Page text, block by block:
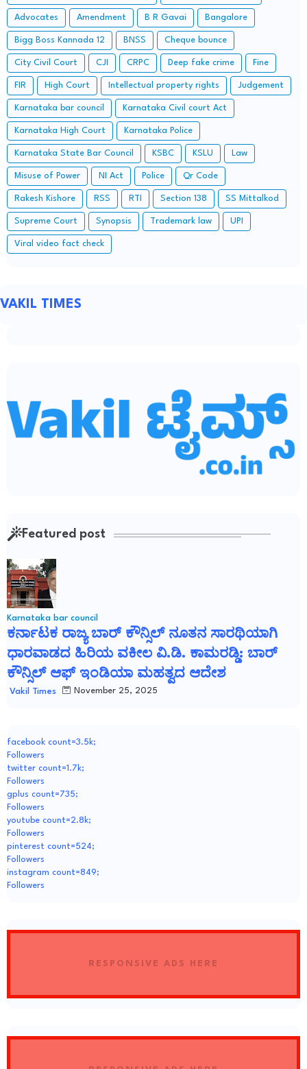
Advocates Amendment B R Gavai Bangalore
Bigg Boss Kannada 12 BNSS Cheque bounce
City Civil Court CJI CRPC Deep fake crime Fine
FIR High Court Intellectual property rights Judgement
Karnataka bar council Karnataka Civil court Act
Karnataka High Court Karnataka Police
Karnataka State Bar Council KSBC KSLU Law
Misuse of Power NI Act Police Qr Code
Rakesh Kishore RSS RTI Section 138 SS Mittalkod
Supreme Court Synopsis Trademark law UPI
Viral video fact check
VAKIL TIMES
Featured post
Karnataka bar council
ಕರ್ನಾಟಕ ರಾಜ್ಯ ಬಾರ್ ಕೌನ್ಸಿಲ್ ನೂತನ ಸಾರಥಿಯಾಗಿ
ಧಾರವಾಡದ ಹಿರಿಯ ವಕೀಲ ವಿ.ಡಿ. ಕಾಮರಡ್ಡಿ: ಬಾರ್
ಕೌನ್ಸಿಲ್ ಆಫ್ ಇಂಡಿಯಾ ಮಹತ್ವದ ಆದೇಶ
Vakil Times November 25, 2025
facebook count=3.5k;
Followers
twitter count=1.7k;
Followers
gplus count=735;
Followers
youtube count=2.8k;
Followers
pinterest count=524;
Followers
instagram count=849;
Followers
RESPONSIVE ADS HERE